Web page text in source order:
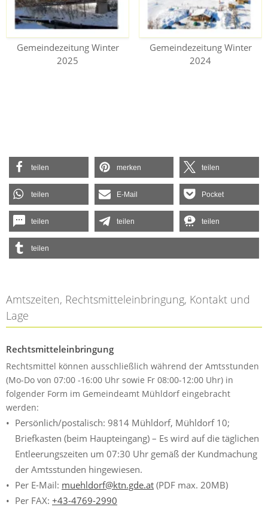
Gemeindezeitung Winter
2025
Gemeindezeitung Winter
2024
teilen merken teilen
teilen E-Mail Pocket
teilen teilen teilen
teilen
Amtszeiten, Rechtsmitteleinbringung, Kontakt und
Lage
Rechtsmitteleinbringung
Rechtsmittel können ausschließlich während der Amtsstunden
(Mo-Do von 07:00 -16:00 Uhr sowie Fr 08:00-12:00 Uhr) in
folgender Form im Gemeindeamt Mühldorf eingebracht
werden:
Persönlich/postalisch: 9814 Mühldorf, Mühldorf 10;
Briefkasten (beim Haupteingang) – Es wird auf die täglichen
Entleerungszeiten um 07:30 Uhr gemäß der Kundmachung
der Amtsstunden hingewiesen.
Per E-Mail: muehldorf@ktn.gde.at (PDF max. 20MB)
Per FAX: +43-4769-2990